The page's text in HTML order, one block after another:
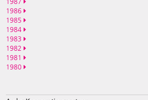
1986
1985
1984
1983
1982
1981
1980